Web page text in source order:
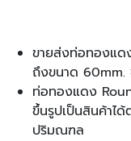
ขายส่งท่อทองแด
ถึงขนาด 60mm.
ท่อทองแดง
ขึ้นรูปเป็นสินค้าไ
ปริมณฑล